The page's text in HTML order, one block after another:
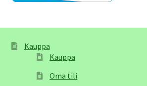
Kauppa
Kauppa
Oma tili